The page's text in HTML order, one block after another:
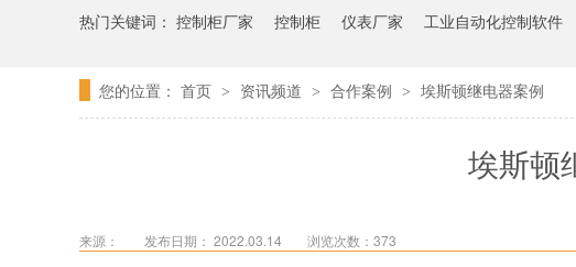
热门关键词： 控制柜厂家 控制柜 仪表厂家 工业自动化控制软件
您的位置： 首页 > 资讯频道 > 合作案例 > 埃斯顿继电器案例
埃斯顿
来源： 发布日期： 2022.03.14 浏览次数： 373